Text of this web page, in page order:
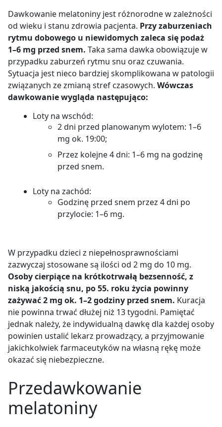
Dawkowanie melatoniny jest różnorodne w zależności
od wieku i stanu zdrowia pacjenta. Przy zaburzeniach
rytmu dobowego u niewidomych zaleca się podaż
1–6 mg przed snem. Taka sama dawka obowiązuje w
przypadku zaburzeń rytmu snu oraz czuwania.
Sytuacja jest nieco bardziej skomplikowana w patologii
związanych ze zmianą stref czasowych. Wówczas
dawkowanie wygląda następująco:
Loty na wschód:
2 dni przed planowanym wylotem: 1–6
mg ok. 19:00;
Przez kolejne 4 dni: 1–6 mg na godzinę
przed snem.
Loty na zachód:
Godzinę przed snem przez 4 dni po
przylocie: 1–6 mg.
W przypadku dzieci z niepełnosprawnościami
zazwyczaj stosowane są ilości od 2 mg do 10 mg.
Osoby cierpiące na krótkotrwałą bezsenność, z
niską jakością snu, po 55. roku życia powinny
zażywać 2 mg ok. 1–2 godziny przed snem. Kuracja
nie powinna trwać dłużej niż 13 tygodni. Pamiętać
jednak należy, że indywidualną dawkę dla każdej osoby
powinien ustalić lekarz prowadzący, a przyjmowanie
jakichkolwiek farmaceutyków na własną rękę może
okazać się niebezpieczne.
Przedawkowanie
melatoniny